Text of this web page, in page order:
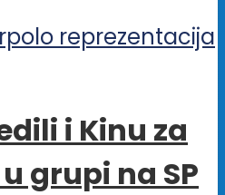
i Kinu za
grupi na SP